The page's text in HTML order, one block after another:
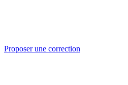
Proposer une correction